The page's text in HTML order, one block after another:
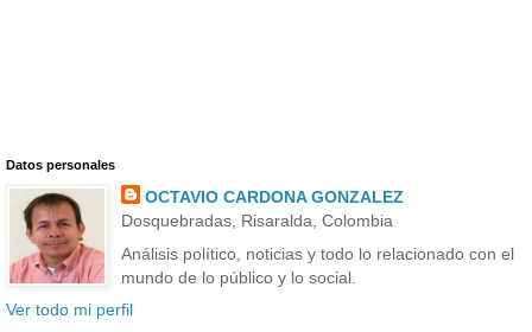
Datos personales
OCTAVIO CARDONA GONZALEZ
Dosquebradas, Risaralda, Colombia
Análisis político, noticias y todo lo relacionado con el
mundo de lo público y lo social.
Ver todo mi perfil